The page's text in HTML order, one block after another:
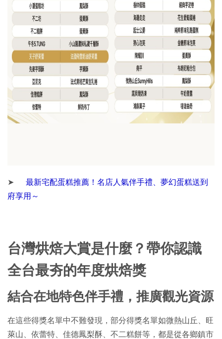
➤
最新宅配蛋糕推薦！名店人氣伴手禮、夢幻蛋糕送到
府享用～
台灣烘焙大賞是什麼？帶你認識
全台最夯的年度烘焙獎
結合在地特色伴手禮，推廣觀光資源
在這些得獎名單中不難發現，部分得獎名單如微熱山丘、旺
萊山、依蕾特、佳德鳳梨酥、不二糕餅等，都是從各鄉鎮市